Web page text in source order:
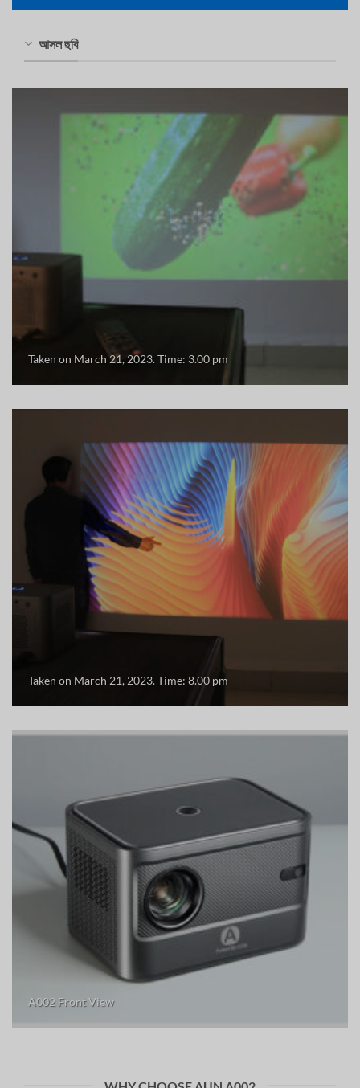
আসল ছবি
Taken on March 21, 2023. Time: 3.00 pm
Taken on March 21, 2023. Time: 8.00 pm
A002 Front View